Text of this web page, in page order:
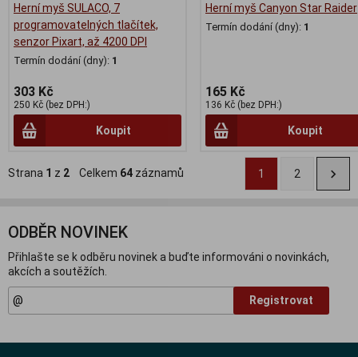
Herní myš SULACO, 7
programovatelných tlačítek,
senzor Pixart, až 4200 DPI
Termín dodání (dny): 1
303 Kč
250 Kč (bez DPH:)
Koupit
Herní myš Canyon Star Raider
Termín dodání (dny): 1
165 Kč
136 Kč (bez DPH:)
Koupit
Strana 1 z 2 Celkem 64 záznamů 1 2
ODBĚR NOVINEK
Přihlašte se k odběru novinek a buďte informováni o novinkách,
akcích a soutěžích.
Registrovat